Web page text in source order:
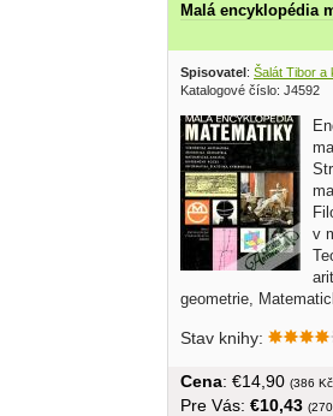
Malá encyklopédia
Spisovatel: Šalát Tibor a
Katalogové číslo: J4592
v
geometrie,
Stav knihy:
Cena: €14,90 (386
Pre Vás: €10,43